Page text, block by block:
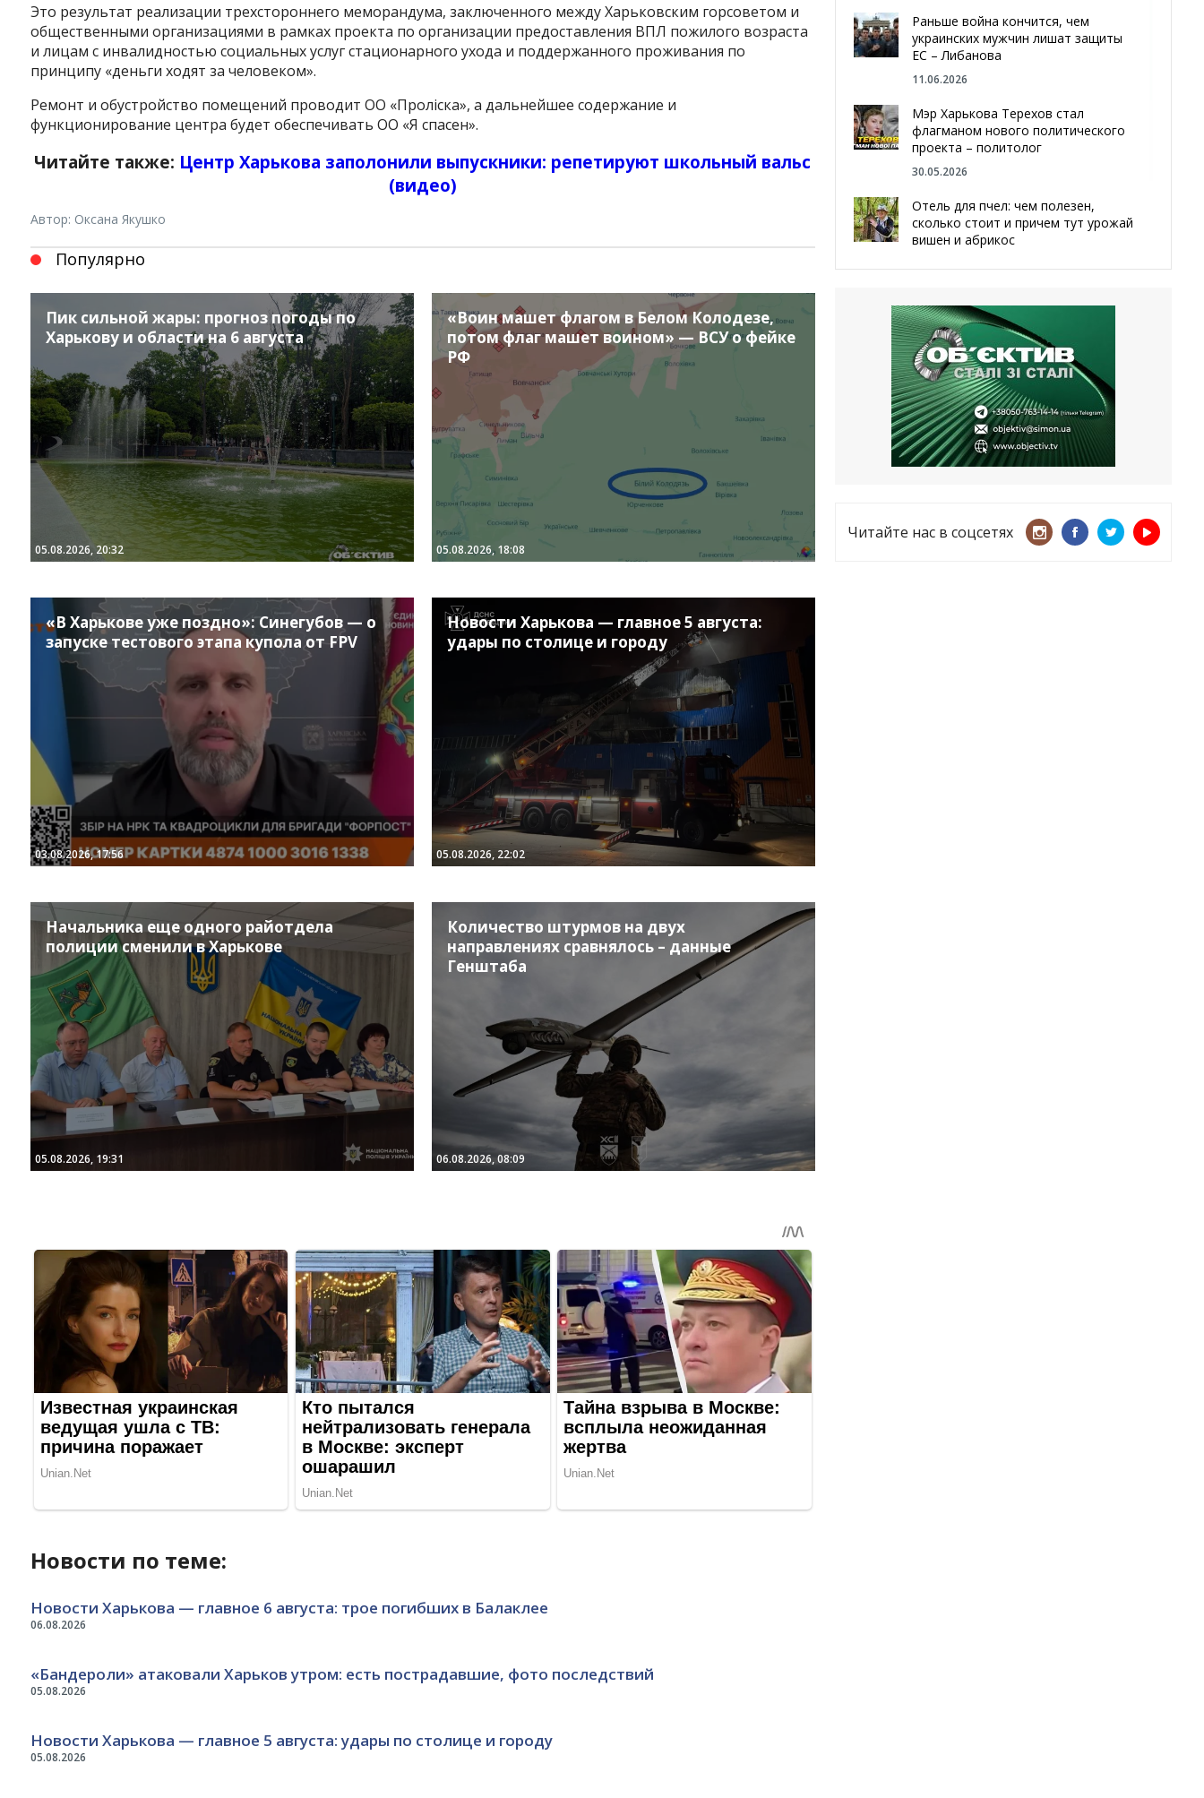
Это результат реализации трехстороннего меморандума, заключенного между Харьковским горсоветом и
общественными организациями в рамках проекта по организации предоставления ВПЛ пожилого возраста
и лицам с инвалидностью социальных услуг стационарного ухода и поддержанного проживания по
принципу «деньги ходят за человеком».
Ремонт и обустройство помещений проводит ОО «Проліска», а дальнейшее содержание и
функционирование центра будет обеспечивать ОО «Я спасен».
Читайте также: Центр Харькова заполонили выпускники: репетируют школьный вальс
(видео)
Автор: Оксана Якушко
Популярно
Пик сильной жары: прогноз погоды по
Харькову и области на 6 августа
05.08.2026, 20:32
«Воин машет флагом в Белом Колодезе,
потом флаг машет воином» — ВСУ о фейке
РФ
05.08.2026, 18:08
«В Харькове уже поздно»: Синегубов — о
запуске тестового этапа купола от FPV
03.08.2026, 17:56
Новости Харькова — главное 5 августа:
удары по столице и городу
05.08.2026, 22:02
Начальника еще одного райотдела
полиции сменили в Харькове
05.08.2026, 19:31
Количество штурмов на двух
направлениях сравнялось – данные
Генштаба
06.08.2026, 08:09
Новости по теме:
06.08.2026
Новости Харькова — главное 6 августа: трое погибших в Балаклее
05.08.2026
«Бандероли» атаковали Харьков утром: есть пострадавшие, фото последствий
05.08.2026
Новости Харькова — главное 5 августа: удары по столице и городу
Раньше война кончится, чем
украинских мужчин лишат защиты
ЕС – Либанова
11.06.2026
Мэр Харькова Терехов стал
флагманом нового политического
проекта – политолог
30.05.2026
Отель для пчел: чем полезен,
сколько стоит и причем тут урожай
вишен и абрикос
Чугуева, города, который устоял,
несмотря ни на что
21.05.2026
«ТЦК нарушает закон? Пусть
платят!» Как благодаря штрафу
женщину сняли с учета
15.05.2026
Читайте нас в соцсетях
InstagramFacebook
TwitterYoutube